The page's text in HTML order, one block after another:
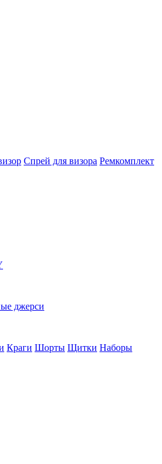
Спрей для визора Ремкомплект
джерси
Краги Шорты Щитки Наборы